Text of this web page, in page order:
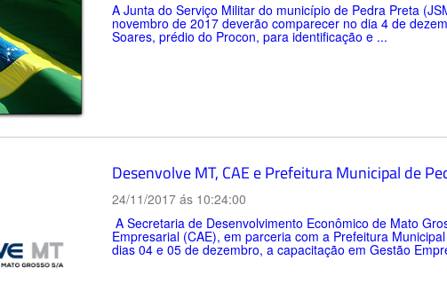
A Junta do Serviço Militar do município de Pedra Preta
novembro de 2017 deverão comparecer no dia 4 de
Soares, prédio do Procon, para identificação e ...
Desenvolve MT, CAE e Prefeitura Municipal de
24/11/2017 ás 10:24:00
A Secretaria de Desenvolvimento Econômico de Mato
Empresarial (CAE), em parceria com a Prefeitura
dias 04 e 05 de dezembro, a capacitação em Gestão